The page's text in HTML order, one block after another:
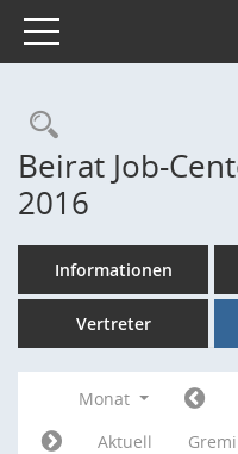
Toggle navigation
Beirat Job-
2016
Informationen
Vertreter
Monat
Aktuell